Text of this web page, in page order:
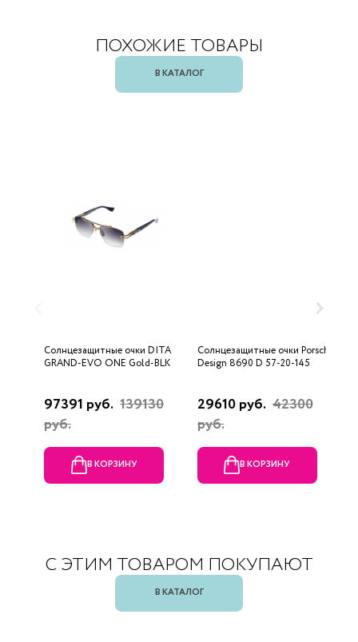
ПОХОЖИЕ ТОВАРЫ
В КАТАЛОГ
Солнцезащитные очки DITA
GRAND-EVO ONE Gold-BLK
97391 руб. 139130
руб.
В КОРЗИНУ
Солнцезащитные очки Porsche
Design 8690 D 57-20-145
29610 руб. 42300
руб.
В КОРЗИНУ
С ЭТИМ ТОВАРОМ ПОКУПАЮТ
В КАТАЛОГ